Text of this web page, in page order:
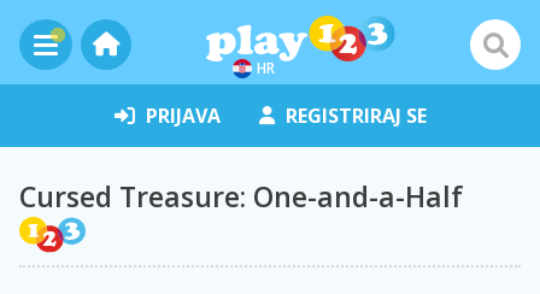
HR
PRIJAVA REGISTRIRAJ SE
Cursed Treasure: One-and-a-Half